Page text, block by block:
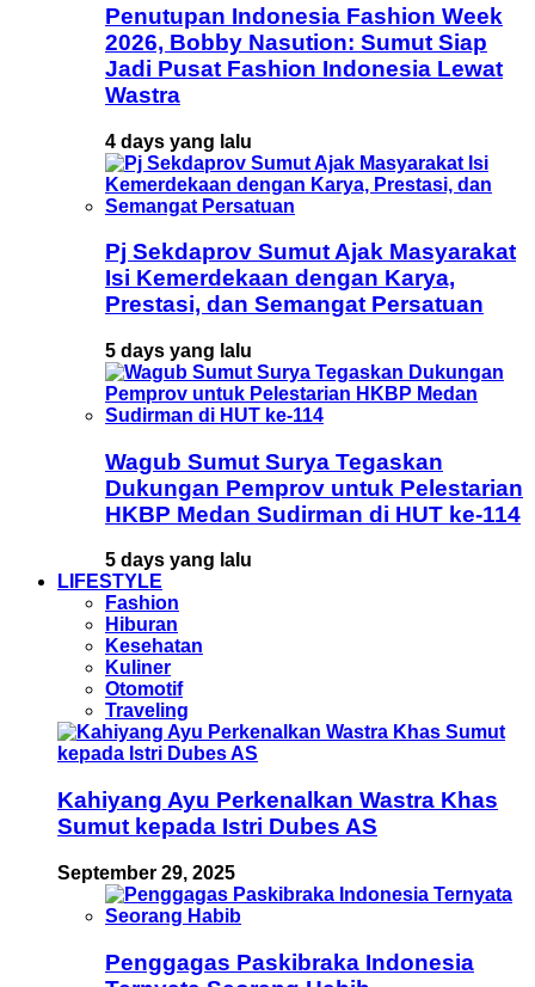
Penutupan Indonesia Fashion Week
2026, Bobby Nasution: Sumut Siap
Jadi Pusat Fashion Indonesia Lewat
Wastra
4 days yang lalu
Pj Sekdaprov Sumut Ajak Masyarakat
Isi Kemerdekaan dengan Karya,
Prestasi, dan Semangat Persatuan
5 days yang lalu
Wagub Sumut Surya Tegaskan
Dukungan Pemprov untuk Pelestarian
HKBP Medan Sudirman di HUT ke-114
5 days yang lalu
LIFESTYLE
Fashion
Hiburan
Kesehatan
Kuliner
Otomotif
Traveling
Kahiyang Ayu Perkenalkan Wastra Khas
Sumut kepada Istri Dubes AS
September 29, 2025
Penggagas Paskibraka Indonesia